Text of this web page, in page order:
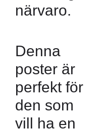
närvaro.
Denna
poster är
perfekt för
den som
vill ha en